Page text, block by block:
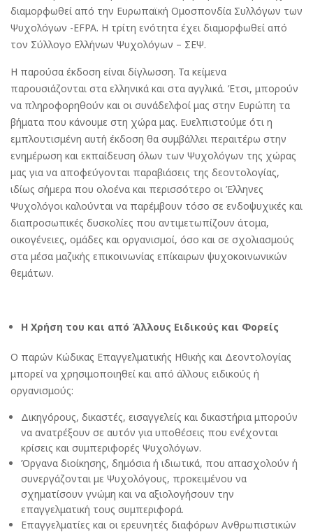
διαμορφωθεί από την Ευρωπαϊκή Ομοσπονδία Συλλόγων των
Ψυχολόγων -EFPA. Η τρίτη ενότητα έχει διαμορφωθεί από
τον Σύλλογο Ελλήνων Ψυχολόγων – ΣΕΨ.
Η παρούσα έκδοση είναι δίγλωσση. Τα κείμενα
παρουσιάζονται στα ελληνικά και στα αγγλικά. Έτσι, μπορούν
να πληροφορηθούν και οι συνάδελφοί μας στην Ευρώπη τα
βήματα που κάνουμε στη χώρα μας. Ευελπιστούμε ότι η
εμπλουτισμένη αυτή έκδοση θα συμβάλλει περαιτέρω στην
ενημέρωση και εκπαίδευση όλων των Ψυχολόγων της χώρας
μας για να αποφεύγονται παραβιάσεις της δεοντολογίας,
ιδίως σήμερα που ολοένα και περισσότερο οι Έλληνες
Ψυχολόγοι καλούνται να παρέμβουν τόσο σε ενδοψυχικές και
διαπροσωπικές δυσκολίες που αντιμετωπίζουν άτομα,
οικογένειες, ομάδες και οργανισμοί, όσο και σε σχολιασμούς
στα μέσα μαζικής επικοινωνίας επίκαιρων ψυχοκοινωνικών
θεμάτων.
Η Χρήση του και από Άλλους Ειδικούς και Φορείς
Ο παρών Κώδικας Επαγγελματικής Ηθικής και Δεοντολογίας
μπορεί να χρησιμοποιηθεί και από άλλους ειδικούς ή
οργανισμούς:
Δικηγόρους, δικαστές, εισαγγελείς και δικαστήρια μπορούν
να ανατρέξουν σε αυτόν για υποθέσεις που ενέχονται
κρίσεις και συμπεριφορές Ψυχολόγων.
Όργανα διοίκησης, δημόσια ή ιδιωτικά, που απασχολούν ή
συνεργάζονται με Ψυχολόγους, προκειμένου να
σχηματίσουν γνώμη και να αξιολογήσουν την
επαγγελματική τους συμπεριφορά.
Επαγγελματίες και οι ερευνητές διαφόρων Ανθρωπιστικών